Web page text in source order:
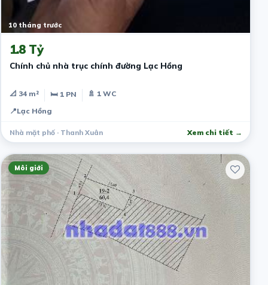
10 tháng trước
1.8 Tỷ
Chính chủ nhà trục chính đường Lạc Hồng
📐 34 m² 🛏 1 PN
🚿 1 WC
📍Lạc Hồng
Nhà mặt phố · Thanh Xuân Xem chi tiết →
Môi giới